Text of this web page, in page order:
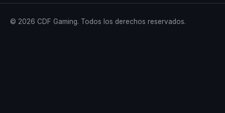
© 2026 CDF Gaming. Todos los derechos reservados.